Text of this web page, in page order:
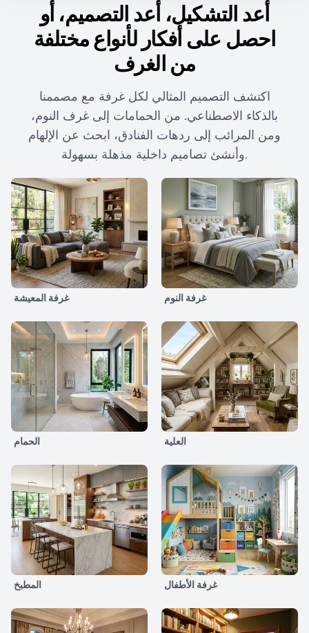
أعد التشكيل، أعد التصميم، أو
احصل على أفكار لأنواع مختلفة
من الغرف
اكتشف التصميم المثالي لكل غرفة مع مصممنا
بالذكاء الاصطناعي. من الحمامات إلى غرف النوم،
ومن المرائب إلى ردهات الفنادق، ابحث عن الإلهام
وأنشئ تصاميم داخلية مذهلة بسهولة.
غرفة المعيشة غرفة النوم
الحمام العلية
المطبخ غرفة الأطفال